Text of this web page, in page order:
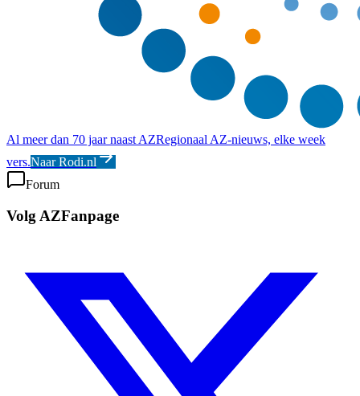
Al meer dan 70 jaar naast AZRegionaal AZ-nieuws, elke week
vers.Naar Rodi.nl
Forum
Volg AZFanpage